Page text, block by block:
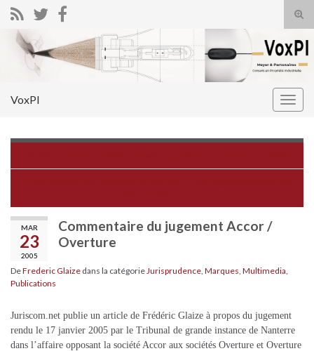
Search for:
VoxPI
MAR
23
2005
Commentaire du jugement Accor /
Overture
DeFrederic Glaize dans la catégorie Jurisprudence Marques Multimedia
Publications
Juriscom.net publie un article de Frédéric Glaize à propos du jugement
rendu le 17 janvier 2005 par le Tribunal de grande instance de Nanterre
dans l’affaire opposant la société Accor aux sociétés Overture et Overture